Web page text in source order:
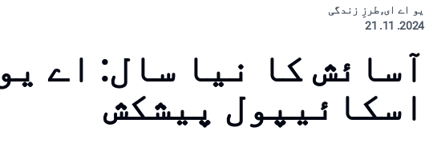
یو اے ای, طرزِ زندگی
2024. 11. 21
آسائش کا نیا سال: اے
اسکائیپول پیشکش